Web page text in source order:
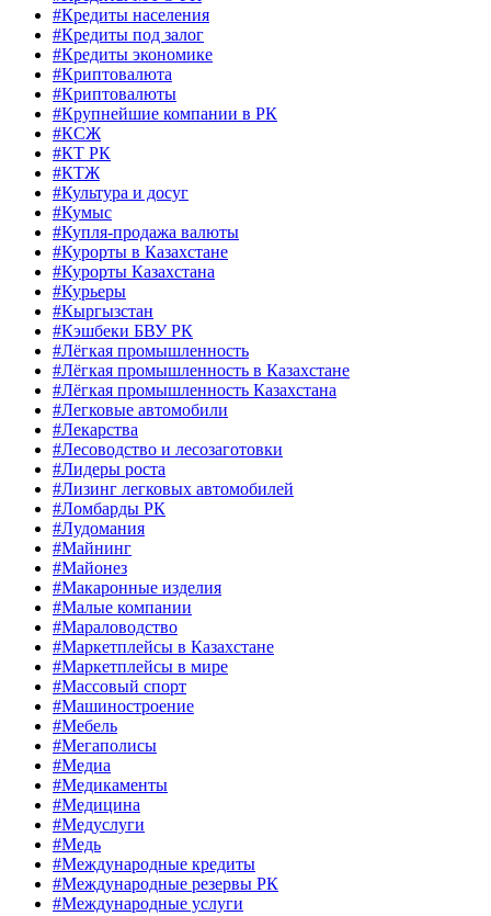
#Кредиты населения
#Кредиты под залог
#Кредиты экономике
#Криптовалюта
#Криптовалюты
#Крупнейшие компании в РК
#КСЖ
#КТ РК
#КТЖ
#Культура и досуг
#Кумыс
#Купля-продажа валюты
#Курорты в Казахстане
#Курорты Казахстана
#Курьеры
#Кыргызстан
#Кэшбеки БВУ РК
#Лёгкая промышленность
#Лёгкая промышленность в Казахстане
#Лёгкая промышленность Казахстана
#Легковые автомобили
#Лекарства
#Лесоводство и лесозаготовки
#Лидеры роста
#Лизинг легковых автомобилей
#Ломбарды РК
#Лудомания
#Майнинг
#Майонез
#Макаронные изделия
#Малые компании
#Мараловодство
#Маркетплейсы в Казахстане
#Маркетплейсы в мире
#Массовый спорт
#Машиностроение
#Мебель
#Мегаполисы
#Медиа
#Медикаменты
#Медицина
#Медуслуги
#Медь
#Международные кредиты
#Международные резервы РК
#Международные услуги